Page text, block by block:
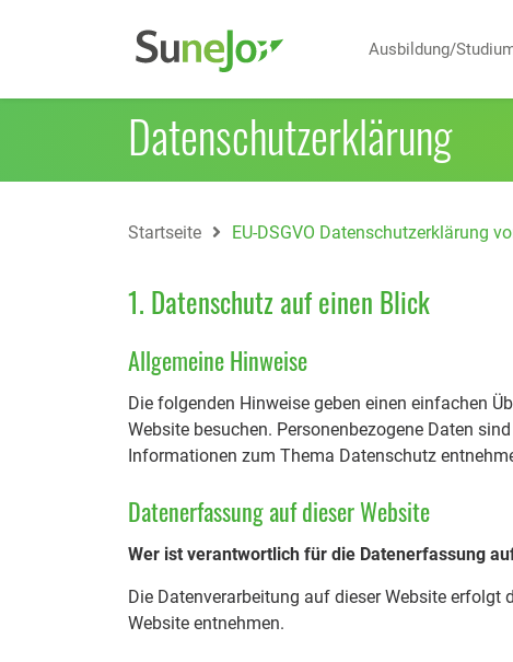
Ausbildung/
Datenschutzerklärung
Startseite EU-DSGVO Datenschutzerklärung
1. Datenschutz auf einen Blick
Allgemeine Hinweise
Die folgenden Hinweise geben einen einfachen
Website besuchen. Personenbezogene Daten
Informationen zum Thema Datenschutz
Datenerfassung auf dieser Website
Wer ist verantwortlich für die Datenerfassung
Die Datenverarbeitung auf dieser Website erfolgt
Website entnehmen.